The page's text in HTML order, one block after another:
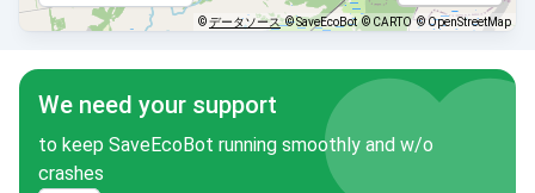
©データソース © SaveEcoBot © CARTO © OpenStreetMap
We need your support
to keep SaveEcoBot running smoothly and w/o
crashes